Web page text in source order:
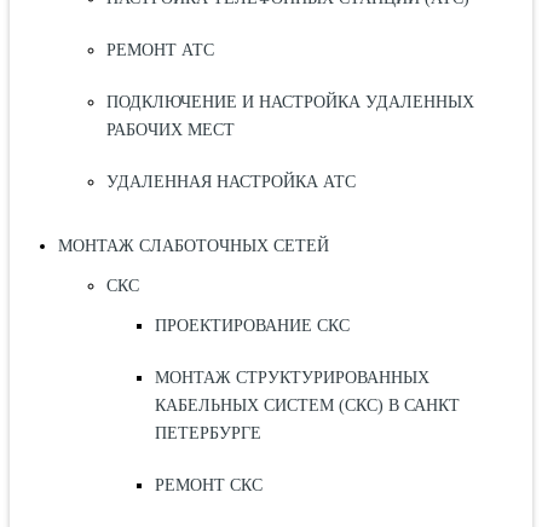
РЕМОНТ АТС
ПОДКЛЮЧЕНИЕ И НАСТРОЙКА УДАЛЕННЫХ
РАБОЧИХ МЕСТ
УДАЛЕННАЯ НАСТРОЙКА АТС
МОНТАЖ СЛАБОТОЧНЫХ СЕТЕЙ
СКС
ПРОЕКТИРОВАНИЕ СКС
МОНТАЖ СТРУКТУРИРОВАННЫХ
КАБЕЛЬНЫХ СИСТЕМ (СКС) В САНКТ
ПЕТЕРБУРГЕ
РЕМОНТ СКС